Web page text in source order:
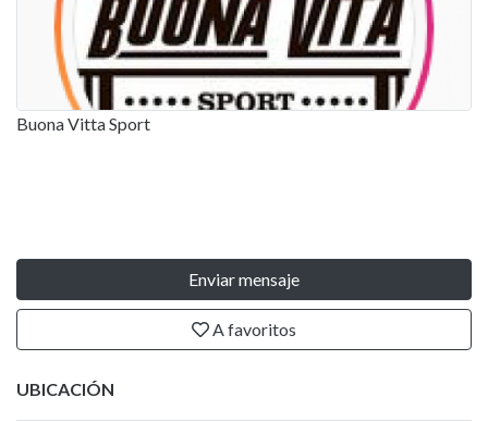
Buona Vitta Sport
Enviar mensaje
A favoritos
UBICACIÓN